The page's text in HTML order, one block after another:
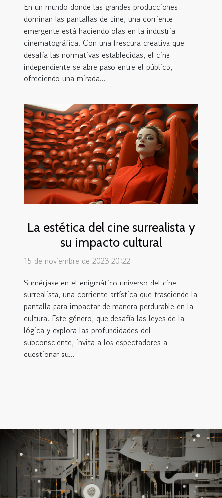
En un mundo donde las grandes producciones
dominan las pantallas de cine, una corriente
emergente está haciendo olas en la industria
cinematográfica. Con una frescura creativa que
desafía las normativas establecidas, el cine
independiente se abre paso entre el público,
ofreciendo una mirada...
La estética del cine surrealista y
su impacto cultural
15 de noviembre de 2023 20:22
Sumérjase en el enigmático universo del cine
surrealista, una corriente artística que trasciende la
pantalla para impactar de manera perdurable en la
cultura. Este género, que desafía las leyes de la
lógica y explora las profundidades del
subconsciente, invita a los espectadores a
cuestionar su...